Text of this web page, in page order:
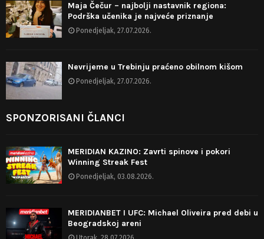
Maja Čečur – najbolji nastavnik regiona:
Podrška učenika je najveće priznanje
Ponedjeljak, 27.07.2026.
Nevrijeme u Trebinju praćeno obilnom kišom
Ponedjeljak, 27.07.2026.
SPONZORISANI ČLANCI
MERIDIAN KAZINO: Zavrti spinove i pokori
Winning Streak Fest
Ponedjeljak, 03.08.2026.
MERIDIANBET I UFC: Michael Oliveira pred debi u
Beogradskoj areni